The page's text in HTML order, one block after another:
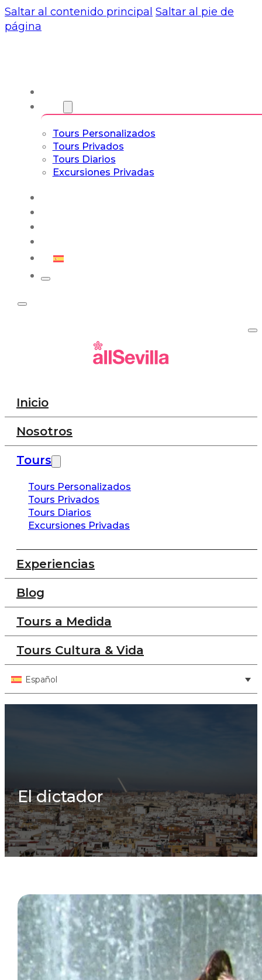
Saltar al contenido principal Saltar al pie de
página
Tours Personalizados
Tours Privados
Tours Diarios
Excursiones Privadas
Inicio
Nosotros
Tours
Tours Personalizados
Tours Privados
Tours Diarios
Excursiones Privadas
Experiencias
Blog
Tours a Medida
Tours Cultura & Vida
Español
El dictador